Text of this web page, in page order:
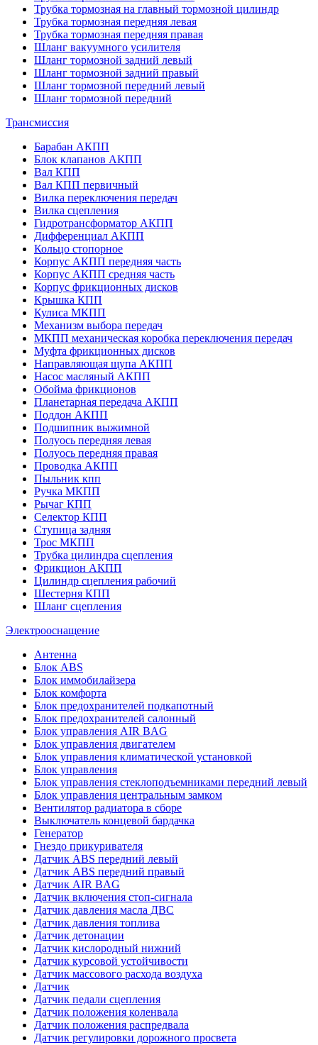
Трубка тормозная на главный тормозной цилиндр
Трубка тормозная передняя левая
Трубка тормозная передняя правая
Шланг вакуумного усилителя
Шланг тормозной задний левый
Шланг тормозной задний правый
Шланг тормозной передний левый
Шланг тормозной передний
Трансмиссия
Барабан АКПП
Блок клапанов АКПП
Вал КПП
Вал КПП первичный
Вилка переключения передач
Вилка сцепления
Гидротрансформатор АКПП
Дифференциал АКПП
Кольцо стопорное
Корпус АКПП передняя часть
Корпус АКПП средняя часть
Корпус фрикционных дисков
Крышка КПП
Кулиса МКПП
Механизм выбора передач
МКПП механическая коробка переключения передач
Муфта фрикционных дисков
Направляющая щупа АКПП
Насос масляный АКПП
Обойма фрикционов
Планетарная передача АКПП
Поддон АКПП
Подшипник выжимной
Полуось передняя левая
Полуось передняя правая
Проводка АКПП
Пыльник кпп
Ручка МКПП
Рычаг КПП
Селектор КПП
Ступица задняя
Трос МКПП
Трубка цилиндра сцепления
Фрикцион АКПП
Цилиндр сцепления рабочий
Шестерня КПП
Шланг сцепления
Электрооснащение
Антенна
Блок ABS
Блок иммобилайзера
Блок комфорта
Блок предохранителей подкапотный
Блок предохранителей салонный
Блок управления AIR BAG
Блок управления двигателем
Блок управления климатической установкой
Блок управления
Блок управления стеклоподъемниками передний левый
Блок управления центральным замком
Вентилятор радиатора в сборе
Выключатель концевой бардачка
Генератор
Гнездо прикуривателя
Датчик ABS передний левый
Датчик ABS передний правый
Датчик AIR BAG
Датчик включения стоп-сигнала
Датчик давления масла ДВС
Датчик давления топлива
Датчик детонации
Датчик кислородный нижний
Датчик курсовой устойчивости
Датчик массового расхода воздуха
Датчик
Датчик педали сцепления
Датчик положения коленвала
Датчик положения распредвала
Датчик регулировки дорожного просвета